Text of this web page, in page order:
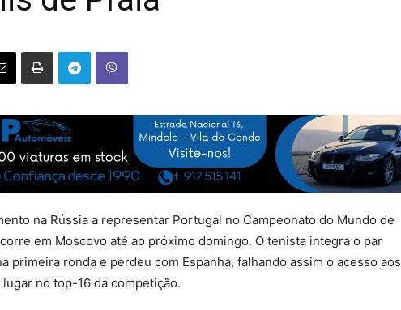
na Rússia a representar Portugal no Campeonato do Mundo de
em Moscovo até ao próximo domingo. O tenista integra o par
primeira ronda e perdeu com Espanha, falhando assim o acesso aos
no top-16 da competição.